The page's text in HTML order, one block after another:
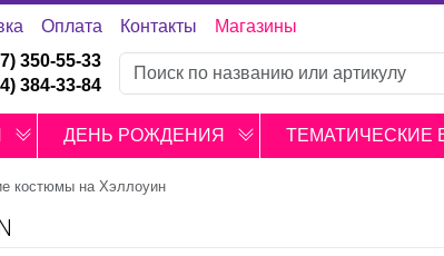
Оплата Контакты Магазины
350-55-33
384-33-84
ДЕНЬ РОЖДЕНИЯ ТЕМАТИЧЕСКИЕ
костюмы на Хэллоуин